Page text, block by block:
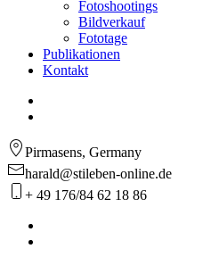
Fotoshootings
Bildverkauf
Fototage
Publikationen
Kontakt
Pirmasens, Germany
harald@stileben-online.de
+ 49 176/84 62 18 86